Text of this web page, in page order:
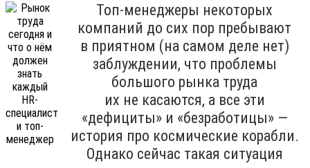
Топ-менеджеры некоторых
компаний до сих пор пребывают
в приятном (на самом деле нет)
заблуждении, что проблемы
большого рынка труда
их не касаются, а все эти
«дефициты» и «безработицы» —
история про космические корабли.
Однако сейчас такая ситуация